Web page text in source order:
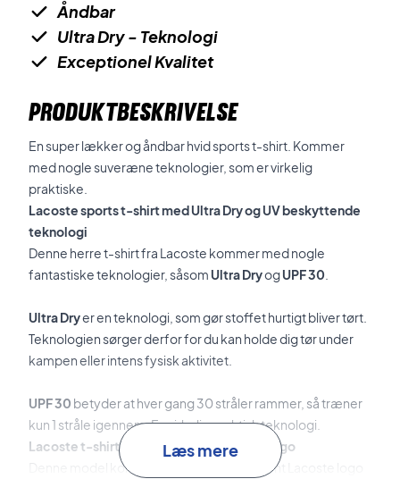
Åndbar
Ultra Dry - Teknologi
Exceptionel Kvalitet
PRODUKTBESKRIVELSE
En super lækker og åndbar hvid sports t-shirt. Kommer
med nogle suveræne teknologier, som er virkelig
praktiske.
Lacoste sports t-shirt med Ultra Dry og UV beskyttende
teknologi
Denne herre t-shirt fra Lacoste kommer med nogle
fantastiske teknologier, såsom Ultra DryogUPF 30
Ultra Dryer en teknologi, som gør stoffet hurtigt bliver tørt.
Teknologien sørger derfor for du kan holde dig tør under
kampen eller intens fysisk aktivitet.
UPF 30 betyder at hver gang 30 stråler rammer, så træner
kun 1 stråle igennem. En virkelig praktisk teknologi.
Lacoste t-shirt 100 % polyester - Grønt logo
Denne model kommer med et klassisk grønt Lacoste logo
Læs mere